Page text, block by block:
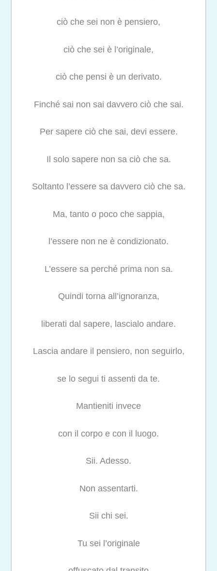
ciò che sei non è pensiero,
ciò che sei è l’originale,
ciò che pensi è un derivato.
Finché sai non sai davvero ciò che sai.
Per sapere ciò che sai, devi essere.
Il solo sapere non sa ciò che sa.
Soltanto l’essere sa davvero ciò che sa.
Ma, tanto o poco che sappia,
l’essere non ne è condizionato.
L’essere sa perché prima non sa.
Quindi torna all’ignoranza,
liberati dal sapere, lascialo andare.
Lascia andare il pensiero, non seguirlo,
se lo segui ti assenti da te.
Mantieniti invece
con il corpo e con il luogo.
Sii. Adesso.
Non assentarti.
Sii chi sei.
Tu sei l’originale